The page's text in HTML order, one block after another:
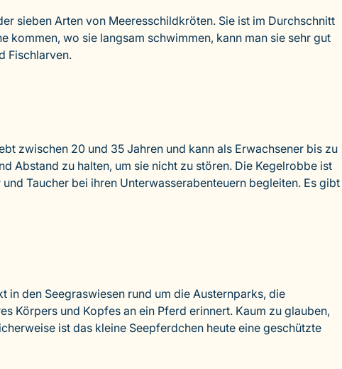
sieben Arten von Meeresschildkröten. Sie ist im Durchschnitt
kommen, wo sie langsam schwimmen, kann man sie sehr gut
Fischlarven.
zwischen 20 und 35 Jahren und kann als Erwachsener bis zu
Abstand zu halten, um sie nicht zu stören. Die Kegelrobbe ist
Taucher bei ihren Unterwasserabenteuern begleiten. Es gibt
in den Seegraswiesen rund um die Austernparks, die
Körpers und Kopfes an ein Pferd erinnert. Kaum zu glauben,
ist das kleine Seepferdchen heute eine geschützte